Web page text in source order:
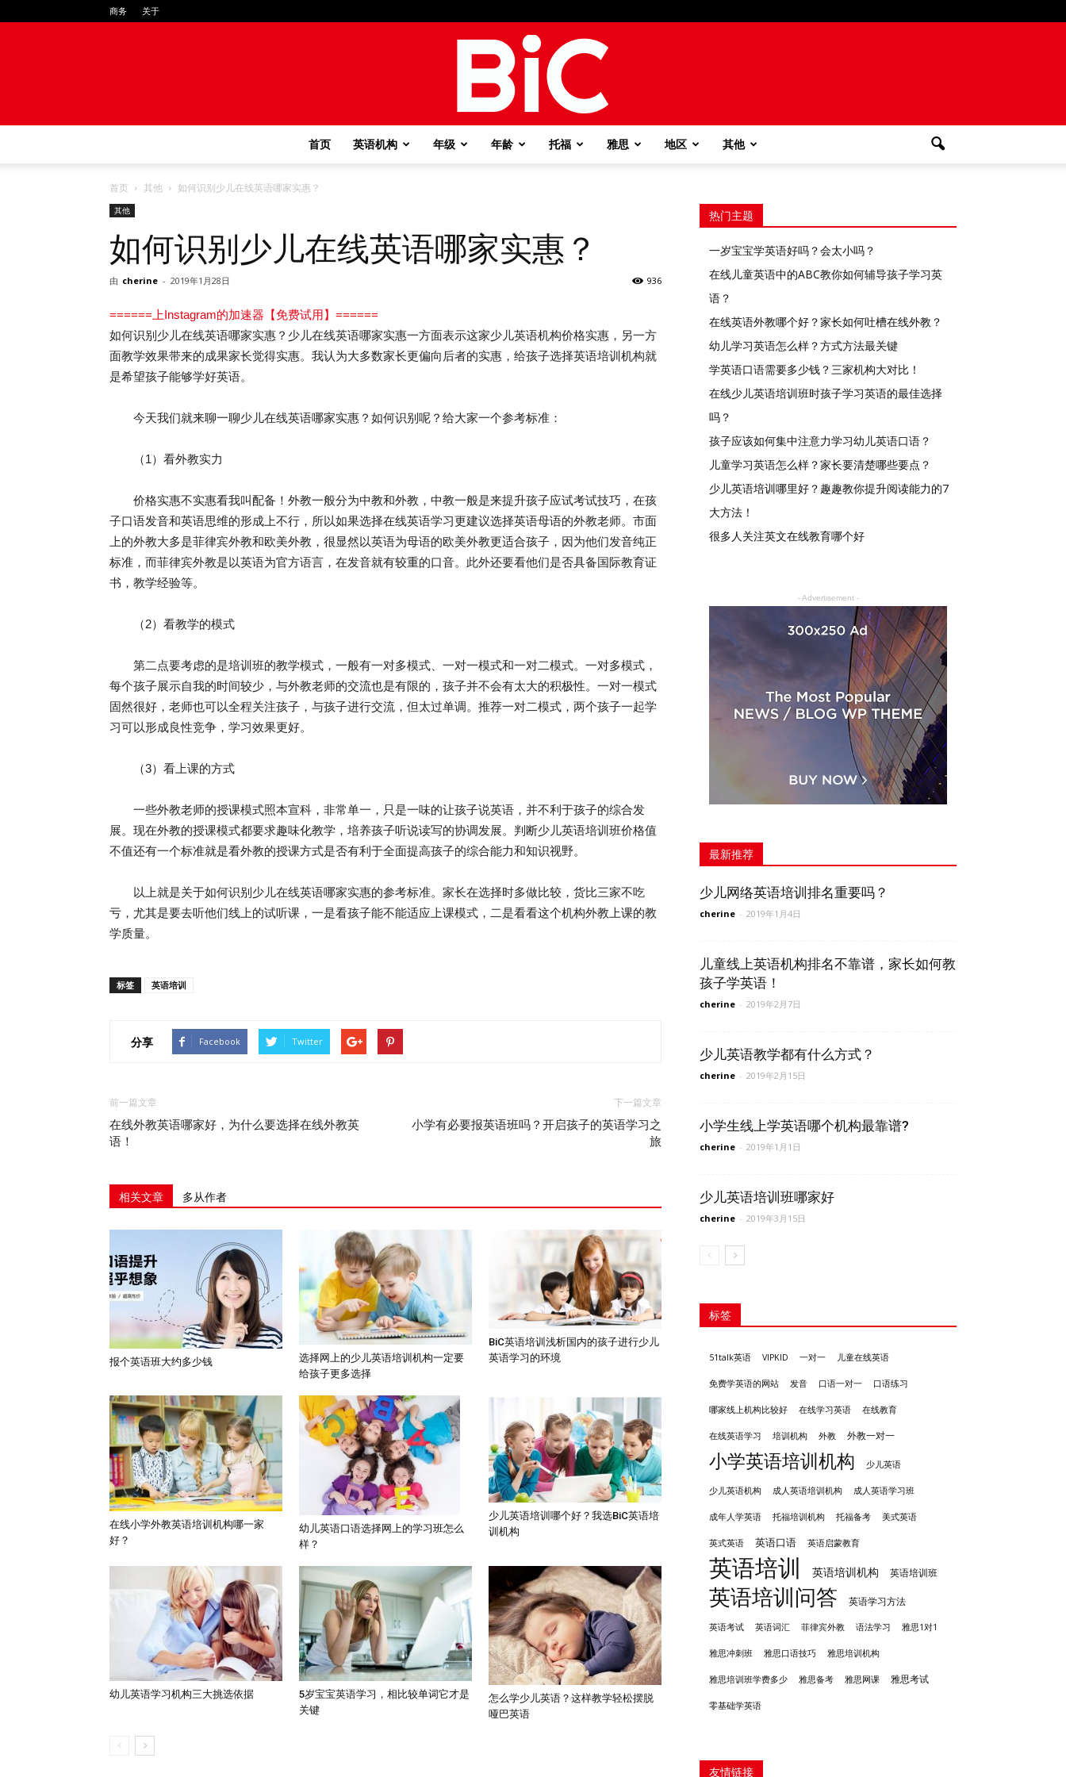
商务 关于
首页 英语机构 年级 年龄 托福 雅思 地区 其他
首页 其他 如何识别少儿在线英语哪家实惠？
其他
如何识别少儿在线英语哪家实惠？
由 cherine - 2019年1月28日 936
======上Instagram的加速器【免费试用】======
如何识别少儿在线英语哪家实惠？少儿在线英语哪家实惠一方面表示这家少儿英语机构价格实惠，另一方
面教学效果带来的成果家长觉得实惠。我认为大多数家长更偏向后者的实惠，给孩子选择英语培训机构就
是希望孩子能够学好英语。
今天我们就来聊一聊少儿在线英语哪家实惠？如何识别呢？给大家一个参考标准：
（1）看外教实力
价格实惠不实惠看我叫配备！外教一般分为中教和外教，中教一般是来提升孩子应试考试技巧，在孩
子口语发音和英语思维的形成上不行，所以如果选择在线英语学习更建议选择英语母语的外教老师。市面
上的外教大多是菲律宾外教和欧美外教，很显然以英语为母语的欧美外教更适合孩子，因为他们发音纯正
标准，而菲律宾外教是以英语为官方语言，在发音就有较重的口音。此外还要看他们是否具备国际教育证
书，教学经验等。
（2）看教学的模式
第二点要考虑的是培训班的教学模式，一般有一对多模式、一对一模式和一对二模式。一对多模式，
每个孩子展示自我的时间较少，与外教老师的交流也是有限的，孩子并不会有太大的积极性。一对一模式
固然很好，老师也可以全程关注孩子，与孩子进行交流，但太过单调。推荐一对二模式，两个孩子一起学
习可以形成良性竞争，学习效果更好。
（3）看上课的方式
一些外教老师的授课模式照本宣科，非常单一，只是一味的让孩子说英语，并不利于孩子的综合发
展。现在外教的授课模式都要求趣味化教学，培养孩子听说读写的协调发展。判断少儿英语培训班价格值
不值还有一个标准就是看外教的授课方式是否有利于全面提高孩子的综合能力和知识视野。
以上就是关于如何识别少儿在线英语哪家实惠的参考标准。家长在选择时多做比较，货比三家不吃
亏，尤其是要去听他们线上的试听课，一是看孩子能不能适应上课模式，二是看看这个机构外教上课的教
学质量。
标签 英语培训
分享 Facebook Twitter
前一篇文章
在线外教英语哪家好，为什么要选择在线外教英
语！
下一篇文章
小学有必要报英语班吗？开启孩子的英语学习之
旅
相关文章 多从作者
报个英语班大约多少钱
选择网上的少儿英语培训机构一定要
给孩子更多选择
BiC英语培训浅析国内的孩子进行少儿
英语学习的环境
在线小学外教英语培训机构哪一家
好？
幼儿英语口语选择网上的学习班怎么
样？
少儿英语培训哪个好？我选BiC英语培
训机构
幼儿英语学习机构三大挑选依据
5岁宝宝英语学习，相比较单词它才是
关键
怎么学少儿英语？这样教学轻松摆脱
哑巴英语
热门主题
一岁宝宝学英语好吗？会太小吗？
在线儿童英语中的ABC教你如何辅导孩子学习英
语？
在线英语外教哪个好？家长如何吐槽在线外教？
幼儿学习英语怎么样？方式方法最关键
学英语口语需要多少钱？三家机构大对比！
在线少儿英语培训班时孩子学习英语的最佳选择
吗？
孩子应该如何集中注意力学习幼儿英语口语？
儿童学习英语怎么样？家长要清楚哪些要点？
少儿英语培训哪里好？趣趣教你提升阅读能力的7
大方法！
很多人关注英文在线教育哪个好
- Advertisement -
最新推荐
少儿网络英语培训排名重要吗？
cherine - 2019年1月4日
儿童线上英语机构排名不靠谱，家长如何教
孩子学英语！
cherine - 2019年2月7日
少儿英语教学都有什么方式？
cherine - 2019年2月15日
小学生线上学英语哪个机构最靠谱?
cherine - 2019年1月1日
少儿英语培训班哪家好
cherine - 2019年3月15日
标签
51talk英语 VIPKID 一对一 儿童在线英语
免费学英语的网站 发音 口语一对一 口语练习
哪家线上机构比较好 在线学习英语 在线教育
在线英语学习 培训机构 外教 外教一对一
小学英语培训机构 少儿英语
少儿英语机构 成人英语培训机构 成人英语学习班
成年人学英语 托福培训机构 托福备考 美式英语
英式英语 英语口语 英语启蒙教育
英语培训 英语培训机构 英语培训班
英语培训问答 英语学习方法
英语考试 英语词汇 菲律宾外教 语法学习 雅思1对1
雅思冲刺班 雅思口语技巧 雅思培训机构
雅思培训班学费多少 雅思备考 雅思网课 雅思考试
零基础学英语
友情链接